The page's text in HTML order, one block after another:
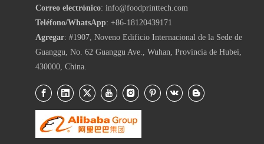
Correo electrónico: info@foodprinttech.com
Teléfono/WhatsApp: +86-18120439171
Agregar: #1907, Noveno Edificio Internacional de la Sede de
Guanggu, No. 62 Guanggu Ave., Wuhan, Provincia de Hubei,
430000, China.